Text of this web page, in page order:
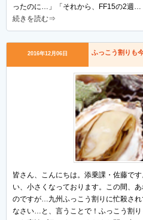
ったのに…」「それから、FF15の2週…
続きを読む⇒
2016年12月06日 ふっこう割りも
皆さん、こんにちは。添乗課・佐藤で
い、小さくなっております。この間、
のですが…九州ふっこう割りに忙殺さ
なさい…と、言うことで！ふっこう割